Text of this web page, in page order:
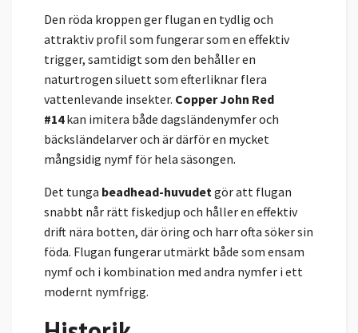
Den röda kroppen ger flugan en tydlig och
attraktiv profil som fungerar som en effektiv
trigger, samtidigt som den behåller en
naturtrogen siluett som efterliknar flera
vattenlevande insekter. Copper John Red
#14kan imitera både dagsländenymfer och
bäcksländelarver och är därför en mycket
mångsidig nymf för hela säsongen.
Det tunga beadhead-huvudet gör att flugan
snabbt når rätt fiskedjup och håller en effektiv
drift nära botten, där öring och harr ofta söker sin
föda. Flugan fungerar utmärkt både som ensam
nymf och i kombination med andra nymfer i ett
modernt nymfrigg.